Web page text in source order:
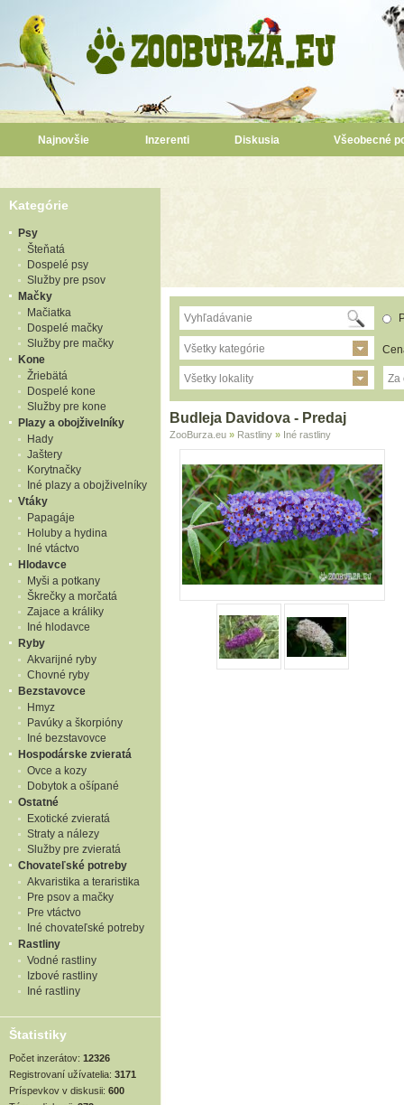
Najnovšie Inzerenti Diskusia Všeobecné
Kategórie
Psy
Šteňatá
Dospelé psy
Služby pre psov
Mačky
Mačiatka
Dospelé mačky
Služby pre mačky
Kone
Žriebätá
Dospelé kone
Služby pre kone
Plazy a obojživelníky
Hady
Jaštery
Korytnačky
Iné plazy a obojživelníky
Vtáky
Papagáje
Holuby a hydina
Iné vtáctvo
Hlodavce
Myši a potkany
Škrečky a morčatá
Zajace a králiky
Iné hlodavce
Ryby
Akvarijné ryby
Chovné ryby
Bezstavovce
Hmyz
Pavúky a škorpióny
Iné bezstavovce
Hospodárske zvieratá
Ovce a kozy
Dobytok a ošípané
Ostatné
Exotické zvieratá
Straty a nálezy
Služby pre zvieratá
Chovateľské potreby
Akvaristika a teraristika
Pre psov a mačky
Pre vtáctvo
Iné chovateľské potreby
Rastliny
Vodné rastliny
Izbové rastliny
Iné rastliny
Štatistiky
Počet inzerátov: 12326
Registrovaní užívatelia: 3171
Príspevkov v diskusii: 600
Všetky kategórie
Všetky lokality Za
Budleja Davidova - Predaj
ZooBurza.eu » Rastliny » Iné rastliny